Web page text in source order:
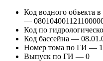
Код водного объекта
—
Код по
Код бассейна —
Номер тома по ГИ —
Выпуск по ГИ — 0